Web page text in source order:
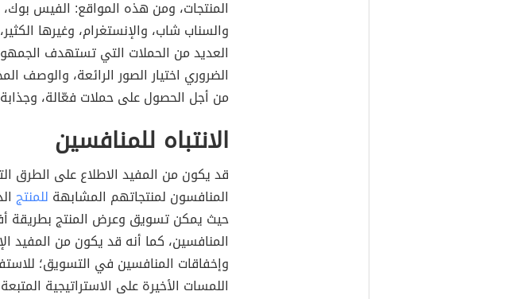
المنتجات، ومن هذه المواقع: الفيس بوك،
والسناب شاب، والإنستغرام، وغيرها
العديد من الحملات التي تستهدف
الضروري اختيار الصور الرائعة، والوصف
من أجل الحصول على حملات فعّالة،
الانتباه للمنافسين
قد يكون من المفيد الاطلاع على الطرق
المنافسون لمنتجاتهم المشابهة للمنتج
حيث يمكن تسويق وعرض المنتج بطريقة
المنافسين، كما أنه قد يكون من المفيد
وإخفاقات المنافسين في التسويق؛
اللمسات الأخيرة على الاستراتيجية